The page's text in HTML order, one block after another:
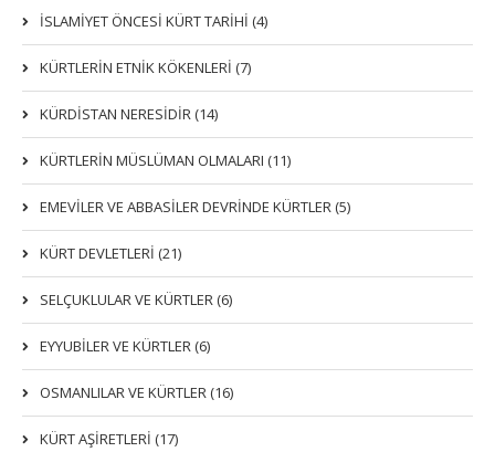
İSLAMİYET ÖNCESİ KÜRT TARİHİ (4)
KÜRTLERIN ETNIK KÖKENLERI (7)
KÜRDİSTAN NERESİDİR (14)
KÜRTLERİN MÜSLÜMAN OLMALARI (11)
EMEVİLER VE ABBASİLER DEVRİNDE KÜRTLER (5)
KÜRT DEVLETLERİ (21)
SELÇUKLULAR VE KÜRTLER (6)
EYYUBİLER VE KÜRTLER (6)
OSMANLILAR VE KÜRTLER (16)
KÜRT AŞİRETLERİ (17)